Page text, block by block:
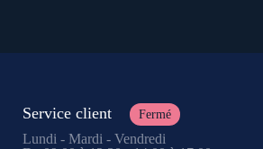
Service client Fermé
Lundi - Mardi - Vendredi